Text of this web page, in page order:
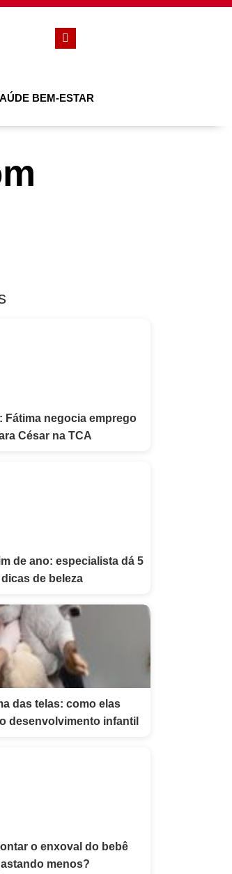
BEM-ESTAR
Fátima negocia emprego
César na TCA
de ano: especialista dá 5
dicas de beleza
das telas: como elas
desenvolvimento infantil
o enxoval do bebê
menos?